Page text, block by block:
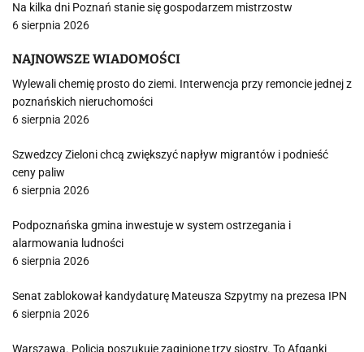
Na kilka dni Poznań stanie się gospodarzem mistrzostw
6 sierpnia 2026
NAJNOWSZE WIADOMOŚCI
Wylewali chemię prosto do ziemi. Interwencja przy remoncie jednej z
poznańskich nieruchomości
6 sierpnia 2026
Szwedzcy Zieloni chcą zwiększyć napływ migrantów i podnieść
ceny paliw
6 sierpnia 2026
Podpoznańska gmina inwestuje w system ostrzegania i
alarmowania ludności
6 sierpnia 2026
Senat zablokował kandydaturę Mateusza Szpytmy na prezesa IPN
6 sierpnia 2026
Warszawa. Policja poszukuje zaginione trzy siostry. To Afganki